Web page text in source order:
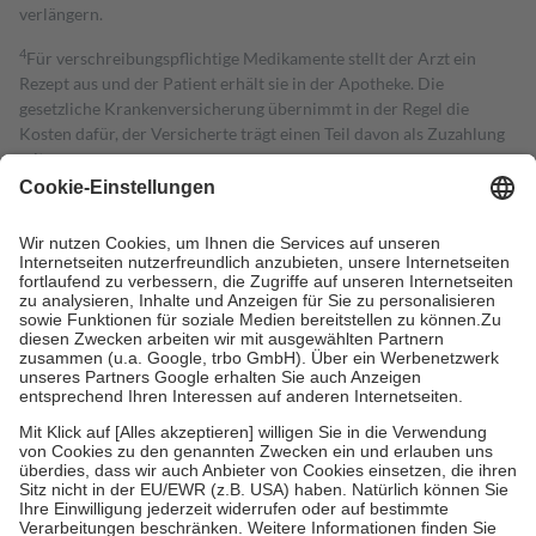
verlängern.
4Für verschreibungspflichtige Medikamente stellt der Arzt ein
Rezept aus und der Patient erhält sie in der Apotheke. Die
gesetzliche Krankenversicherung übernimmt in der Regel die
Kosten dafür, der Versicherte trägt einen Teil davon als Zuzahlung
mit.
Grundsätzlich leisten Mitglieder Zuzahlungen in Höhe von zehn
höchstens zehn Euro.
Es sind jedoch nie mehr als die tatsächlichen
Kosten der Leistung zu entrichten.
Diese Regeln gelten grundsätzlich auch für Online-Apotheken.
Bei Heilmitteln und häuslicher Krankenpflege beträgt die
Zuzahlung zehn Prozent der Kosten sowie zehn Euro je
Verordnung.
Um das Engagement der Versicherten für ihre eigene Gesundheit zu
stärken und die besondere Stellung der Familie zu unterstützen,
fallenkeine Zuzahlungenan bei:
• Kindern und Jugendlichen bis zum vollendeten 18. Lebensjahr
mit Ausnahme der Fahrkosten
• Untersuchungen zur Vorsorge und Früherkennung, die von der